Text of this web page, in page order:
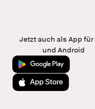
Jetzt auch als App für
und Android
Jetzt bei Google Play
Laden im App Store